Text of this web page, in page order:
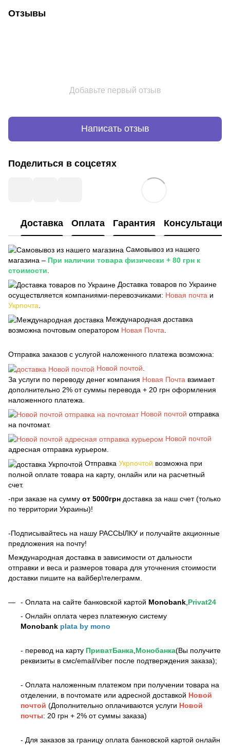
Отзывы
Добавьте первый отзыв
Написать отзыв
Поделиться в соцсетях
Доставка Оплата Гарантия Консультация
Самовывоз из нашего
магазина – При наличии товара физически + 80 грн к
стоимости
Доставка товаров по Украине
осуществляется компаниями-перевозчиками: Новая почта и
Укрпочта
Международная доставка
возможна почтовым оператором Новая Почта.
Отправка заказов с услугой наложенного платежа возможна:
Новой почтой.
За услуги по переводу денег компания Новая Почта взимает
дополнительно 2% от суммы перевода + 20 грн оформления
наложенного платежа.
Новой почтой отправка
на почтомат.
Новой почтой
адресная отправка курьером.
Отправка Укрпочтой возможна при
полной оплате товара на карту, онлайн или на расчетный
счет.
-при заказе на сумму от 5000грн доставка за наш счет (только
по территории Украины)!
-Подписывайтесь на нашу РАССЫЛКУ и получайте акционные
предложения на почту!
Международная доставка в зависимости от дальности
отправки и веса и размеров товара для уточнения стоимости
доставки пишите на вайбер\телеграмм.
- Оплата на сайте банковской картой Monobank Privat24
- Онлайн оплата через платежную систему
Monobank plata by mono
- перевод на карту ПриватБанка Монобанка(Вы получите
реквизиты в смс/email/viber после подтверждения заказа);
- Оплата наложенным платежом при получении товара на
отделении, в почтомате или адресной доставкой Новой
почтой (Дополнительно оплачиваются услуги Новой
почты: 20 грн + 2% от суммы заказа)
- Для заказов за границу оплата банковской картой онлайн